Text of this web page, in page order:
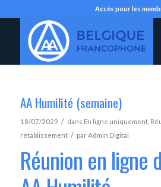
Accès pour les
AA Humilité (semaine)
18/07/2029 / dans En ligne uniquement,
rétablissement / parAdmin Digital
Réunion en ligne